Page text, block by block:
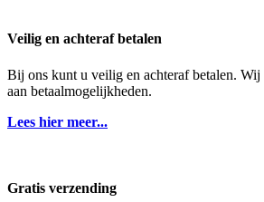
Veilig en achteraf betalen
Bij ons kunt u veilig en achteraf betalen. Wij
aan betaalmogelijkheden.
Lees hier meer...
Gratis verzending